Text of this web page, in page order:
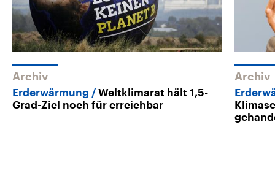
Archiv
Erderwärmung
Weltklimarat hält 1,5-
Grad-Ziel noch für erreichbar
Archiv